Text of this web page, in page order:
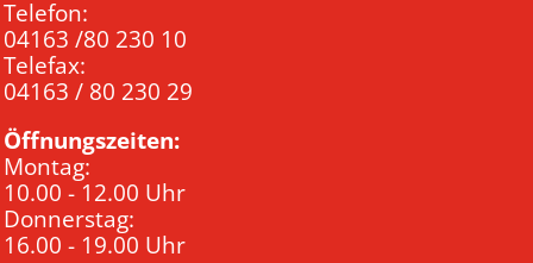
Telefon:
04163 /80 230 10
Telefax:
04163 / 80 230 29
Öffnungszeiten:
Montag:
10.00 - 12.00 Uhr
Donnerstag:
16.00 - 19.00 Uhr